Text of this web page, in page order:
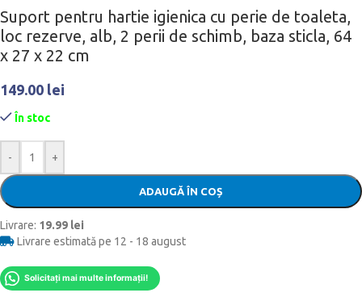
Suport pentru hartie igienica cu perie de toaleta,
loc rezerve, alb, 2 perii de schimb, baza sticla, 64
x 27 x 22 cm
149.00 lei
În stoc
- +
ADAUGĂ ÎN COȘ
Livrare: 19.99 lei
Livrare estimată pe 12 - 18 august
Solicitați mai multe informații!